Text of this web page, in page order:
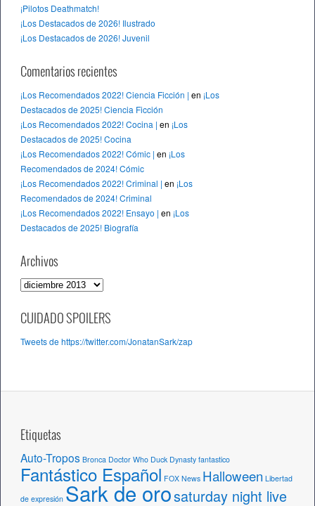
¡Pilotos Deathmatch!
¡Los Destacados de 2026! Ilustrado
¡Los Destacados de 2026! Juvenil
Comentarios recientes
¡Los Recomendados 2022! Ciencia Ficción | en ¡Los
Destacados de 2025! Ciencia Ficción
¡Los Recomendados 2022! Cocina | en ¡Los
Destacados de 2025! Cocina
¡Los Recomendados 2022! Cómic | en ¡Los
Recomendados de 2024! Cómic
¡Los Recomendados 2022! Criminal | en ¡Los
Recomendados de 2024! Criminal
¡Los Recomendados 2022! Ensayo | en ¡Los
Destacados de 2025! Biografía
Archivos
A
c
i
CUIDADO SPOILERS
Tweets de https://twitter.com/JonatanSark/zap
Etiquetas
Auto-Tropos Bronca Doctor Who Duck Dynasty fantastico
Fantástico Español FOX News Halloween Libertad
de expresión Sark de orosaturday night live